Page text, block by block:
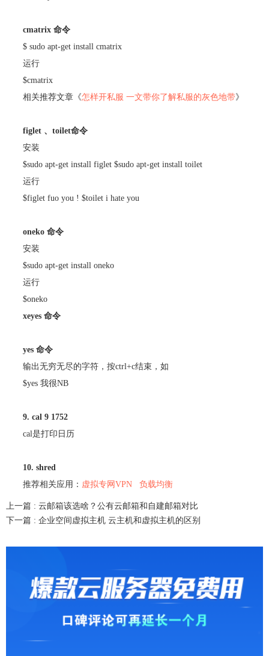
cmatrix 命令
$ sudo apt-get install cmatrix
运行
$cmatrix
相关推荐文章《怎样开私服 一文带你了解私服的灰色地带》
figlet 、toilet命令
安装
$sudo apt-get install figlet $sudo apt-get install toilet
运行
$figlet fuo you ! $toilet i hate you
oneko 命令
安装
$sudo apt-get install oneko
运行
$oneko
xeyes 命令
yes 命令
输出无穷无尽的字符，按ctrl+c结束，如
$yes 我很NB
9. cal 9 1752
cal是打印日历
10. shred
推荐相关应用： 虚拟专网VPN 负载均衡
上一篇 : 云邮箱该选啥？公有云邮箱和自建邮箱对比
下一篇 : 企业空间虚拟主机 云主机和虚拟主机的区别